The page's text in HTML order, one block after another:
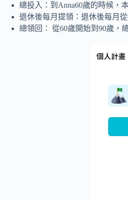
總投入：到Anna60歲的時候，
退休後每月提領：退休後每月
總領回： 從60歲開始到90歲，